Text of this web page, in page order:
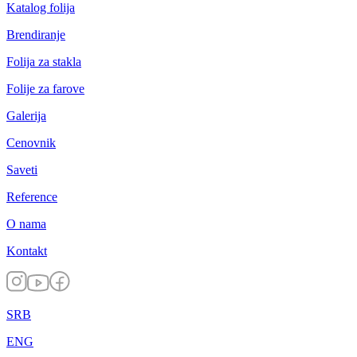
Katalog folija
Brendiranje
Folija za stakla
Folije za farove
Galerija
Cenovnik
Saveti
Reference
O nama
Kontakt
SRB
ENG